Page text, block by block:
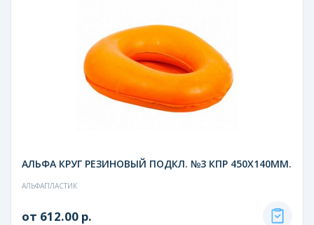
АЛЬФА КРУГ РЕЗИНОВЫЙ ПОДКЛ. №3 КПР 450Х140ММ.
АЛЬФАПЛАСТИК
от 612.00 р.